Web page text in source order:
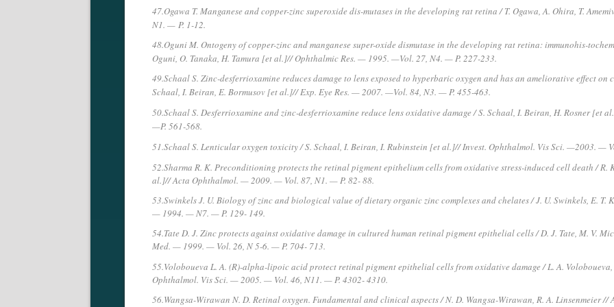
47.Ogawa T. Manganese and copper-zinc superoxide dis-mutases in the developing rat retina / T. Ogawa, A. Ohira, T.
N1. — P. 1-12.
48.Oguni M. Ontogeny of copper-zinc and manganese super-oxide dismutase in the developing rat retina: immunohis-
Oguni, O. Tanaka, H. Tamura [et al.]// Ophthalmic Res. — 1995. —Vol. 27, N4. — P. 227-233.
49.Schaal S. Zinc-desferrioxamine reduces damage to lens exposed to hyperbaric oxygen and has an ameliorative effect on
Schaal, I. Beiran, E. Bormusov [et al.]// Exp. Eye Res. — 2007. —Vol. 84, N3. — P. 455-463.
50.Schaal S. Desferrioxamine and zinc-desferrioxamine reduce lens oxidative damage / S. Schaal, I. Beiran, H. Rosner [et
—P. 561-568.
51.Schaal S. Lenticular oxygen toxicity / S. Schaal, I. Beiran, I. Rubinstein [et al.]// Invest. Ophthalmol. Vis Sci. —2003. —
52.Sharma R. K. Preconditioning protects the retinal pigment epithelium cells from oxidative stress-induced cell death / R.
al.]// Acta Ophthalmol. — 2009. — Vol. 87, N1. — P. 82- 88.
53.Swinkels J. U. Biology of zinc and biological value of dietary organic zinc complexes and chelates / J. U. Swinkels, E. T.
— 1994. — N7. — P. 129- 149.
54.Tate D. J. Zinc protects against oxidative damage in cultured human retinal pigment epithelial cells / D. J. Tate, M. V.
Med. — 1999. — Vol. 26, N 5-6. — P. 704- 713.
55.Voloboueva L. A. (R)-alpha-lipoic acid protect retinal pigment epithelial cells from oxidative damage / L. A.
Ophthalmol. Vis Sci. — 2005. — Vol. 46, N11. — P. 4302- 4310.
56.Wangsa-Wirawan N. D. Retinal oxygen. Fundamental and clinical aspects / N. D. Wangsa-Wirawan, R. A. Linsenmeier